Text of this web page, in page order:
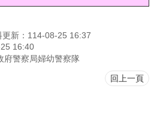
更新：114-08-25 16:37
16:40
府警察局婦幼警察隊
回上一頁